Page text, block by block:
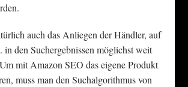
auch das Anliegen der Händler, auf
in den Suchergebnissen möglichst weit
mit Amazon SEO das eigene Produkt
muss man den Suchalgorithmus von